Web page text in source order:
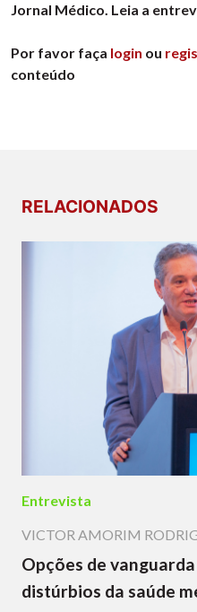
Jornal Médico. Leia a
Por favor faça login ou
conteúdo
RELACIONADOS
Entrevista
VICTOR AMORIM
Opções de
distúrbios da saúde